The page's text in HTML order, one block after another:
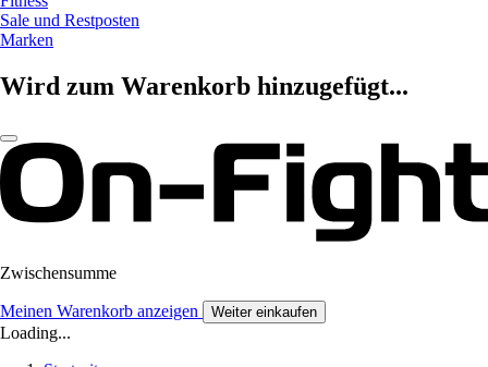
Sale und Restposten
Marken
Wird zum Warenkorb hinzugefügt...
Zwischensumme
Meinen Warenkorb anzeigen Weiter einkaufen
Loading...